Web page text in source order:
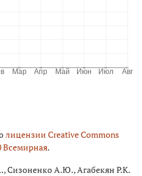
лицензии Creative Commons
Всемирная.
Сизоненко А.Ю., Агабекян Р.К.